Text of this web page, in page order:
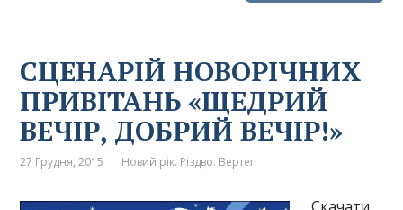
СЦЕНАРІЙ НОВОРІЧНИХ
ПРИВІТАНЬ «ЩЕДРИЙ
ВЕЧІР, ДОБРИЙ ВЕЧІР!»
27 Грудня, 2015 Новий рік. Різдво. Вертеп